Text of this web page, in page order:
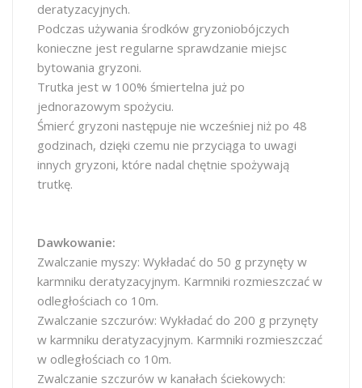
deratyzacyjnych.
Podczas używania środków gryzoniobójczych
konieczne jest regularne sprawdzanie miejsc
bytowania gryzoni.
Trutka jest w 100% śmiertelna już po
jednorazowym spożyciu.
Śmierć gryzoni następuje nie wcześniej niż po 48
godzinach, dzięki czemu nie przyciąga to uwagi
innych gryzoni, które nadal chętnie spożywają
trutkę.
Dawkowanie:
Zwalczanie myszy: Wykładać do 50 g przynęty w
karmniku deratyzacyjnym. Karmniki rozmieszczać w
odległościach co 10m.
Zwalczanie szczurów: Wykładać do 200 g przynęty
w karmniku deratyzacyjnym. Karmniki rozmieszczać
w odległościach co 10m.
Zwalczanie szczurów w kanałach ściekowych: